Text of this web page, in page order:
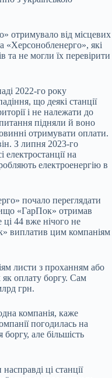
отримувало від місцевих
«Херсонобленерго», які
та не могли їх перевірити
2022-го року
що деякі станції
і не належати до
підняли й воно
отримувати оплати.
З липня 2023-го
на
електроенергію в
почало переглядати
«ГарПок» отримав
ці 44 вже нічого не
виплатив цим компаніям
листи з проханням або
як оплату боргу. Сам
грн.
компанія, каже
погодилась на
але більшість
ці станції